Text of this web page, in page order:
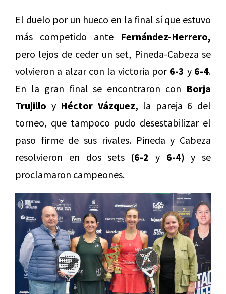
El duelo por un hueco en la final sí que estuvo
más competido ante Fernández-Herrero,
pero lejos de ceder un set, Pineda-Cabeza se
volvieron a alzar con la victoria por 6-3 y6-4.
En la gran final se encontraron con Borja
Trujillo y Héctor Vázquez, la pareja 6 del
torneo, que tampoco pudo desestabilizar el
paso firme de sus rivales. Pineda y Cabeza
resolvieron en dos sets (6-2 y6-4) y se
proclamaron campeones.